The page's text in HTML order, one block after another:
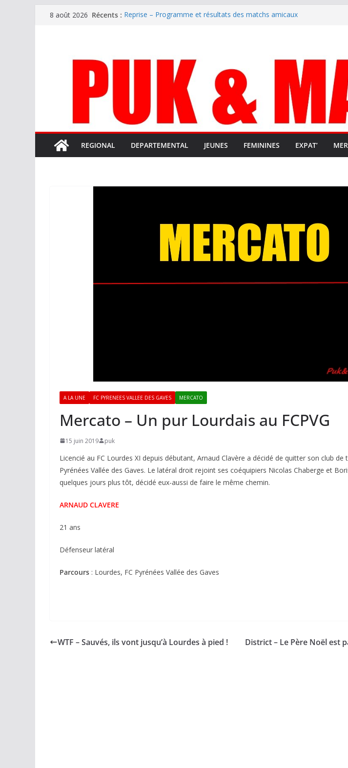
Passer8 août 2026 Récents : Reprise – Programme et résultats des matchs amicaux
terrain d’expression au HOFC
REGIONAL DEPARTEMENTAL JEUNES FEMININES EXPAT’
A LA UNE FC PYRENEES VALLEE DES GAVES MERCATO
Mercato – Un pur Lourdais au FCPVG
15 juin 2019 puk
Licencié au FC Lourdes XI depuis débutant, Arnaud Clavère a décidé de quitter son club de
Pyrénées Vallée des Gaves. Le latéral droit rejoint ses coéquipiers Nicolas Chaberge et
quelques jours plus tôt, décidé eux-aussi de faire le même chemin.
ARNAUD CLAVERE
21 ans
Défenseur latéral
Parcours : Lourdes, FC Pyrénées Vallée des Gaves
WTF – Sauvés, ils vont jusqu’à Lourdes à pied ! District – Le Père Noël est